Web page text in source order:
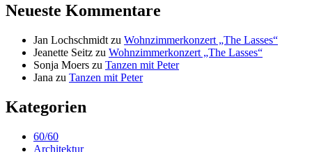
Neueste Kommentare
Jan Lochschmidt zu Wohnzimmerkonzert „The Lasses“
Jeanette Seitz zu Wohnzimmerkonzert „The Lasses“
Sonja Moers zu Tanzen mit Peter
Jana zu Tanzen mit Peter
Kategorien
60/60
Architektur